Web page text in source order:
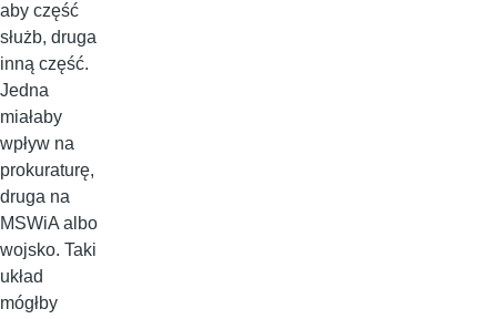
aby część
służb, druga
inną część.
Jedna
miałaby
wpływ na
prokuraturę,
druga na
MSWiA albo
wojsko. Taki
układ
mógłby